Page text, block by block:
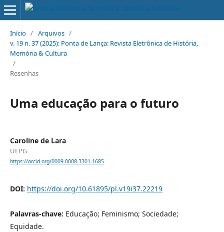
Início / Arquivos /
v. 19 n. 37 (2025): Ponta de Lança: Revista Eletrônica de História,
Memória & Cultura
/
Resenhas
Uma educação para o futuro
Caroline de Lara
UEPG
https://orcid.org/0009-0008-3301-1685
DOI: https://doi.org/10.61895/pl.v19i37.22219
Palavras-chave: Educação; Feminismo; Sociedade;
Equidade.